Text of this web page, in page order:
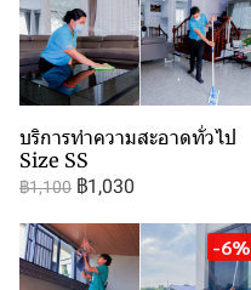
บริการทำความสะอาดทั่วไป
Size SS
฿1,100 ฿1,030
-6%